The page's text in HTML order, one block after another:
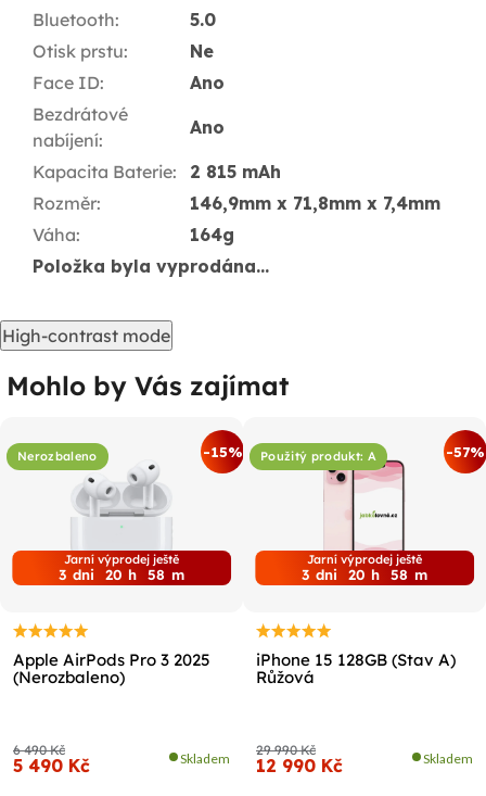
Bluetooth:
5.0
Otisk prstu:
Ne
Face ID:
Ano
Bezdrátové
nabíjení:
Ano
Kapacita Baterie:
2 815 mAh
Rozměr:
146,9mm x 71,8mm x 7,4mm
Váha:
164g
Položka byla vyprodána…
High-contrast mode
Mohlo by Vás zajímat
Nerozbaleno -15%
Jarní výprodej ještě
3 dni 20 h 58 m
Apple AirPods Pro 3 2025
(Nerozbaleno)
6 490 Kč
5 490 Kč Skladem
Použitý produkt: A -57%
Jarní výprodej ještě
3 dni 20 h 58 m
iPhone 15 128GB (Stav A)
Růžová
29 990 Kč
12 990 Kč Skladem